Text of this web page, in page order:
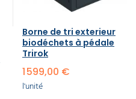
Borne de tri exterieur
biodéchets à pédale
Trirok
1 599,00 €
l'unité